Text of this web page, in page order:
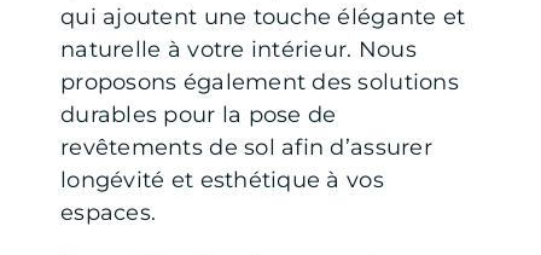
qui ajoutent une touche élégante et
naturelle à votre intérieur. Nous
proposons également des solutions
durables pour la pose de
revêtements de sol afin d’assurer
longévité et esthétique à vos
espaces.